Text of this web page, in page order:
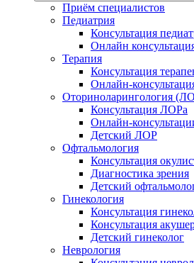
Приём специалистов
Педиатрия
Консультация
Онлайн
Терапия
Консультация
Онлайн-
Оториноларингология
Консультация ЛОРа
Онлайн-
Детский ЛОР
Офтальмология
Консультация
Диагностика зрения
Детский
Гинекология
Консультация
Консультация
Детский гинеколог
Неврология